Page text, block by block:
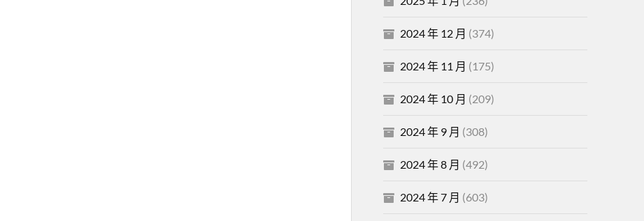
2024 年 12 月 (374)
2024 年 11 月 (175)
2024 年 10 月 (209)
2024 年 9 月 (308)
2024 年 8 月 (492)
2024 年 7 月 (603)